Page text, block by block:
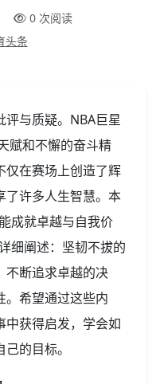
0 次阅读
头条
与质疑。NBA巨星
赋和不懈的奋斗精
仅在赛场上创造了辉
了许多人生智慧。本
成就卓越与自我价
细阐述：坚韧不拔的
不断追求卓越的决
。希望通过这些内
中获得启发，学会如
的目标。